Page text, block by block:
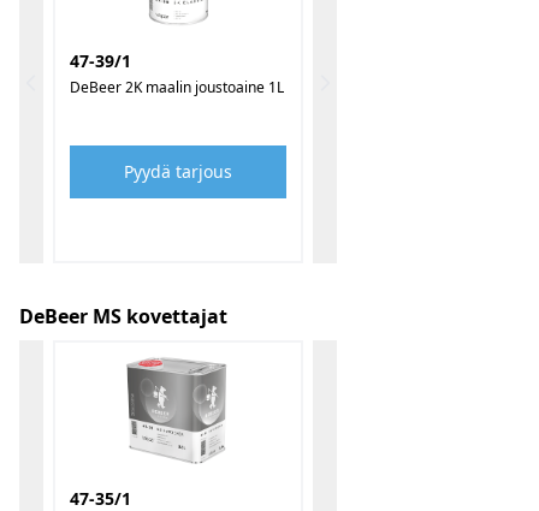
47-39/1
DeBeer 2K maalin joustoaine 1L
Pyydä tarjous
DeBeer MS kovettajat
47-35/1